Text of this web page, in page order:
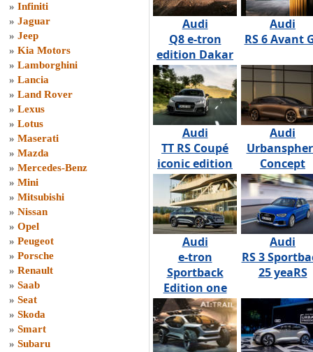
» Infiniti
» Jaguar
» Jeep
» Kia Motors
» Lamborghini
» Lancia
» Land Rover
» Lexus
» Lotus
» Maserati
» Mazda
» Mercedes-Benz
» Mini
» Mitsubishi
» Nissan
» Opel
» Peugeot
» Porsche
» Renault
» Saab
» Seat
» Skoda
» Smart
» Subaru
Audi
Q8 e-tron
edition Dakar
Audi
RS 6 Avant
Audi
TT RS Coupé
iconic edition
Audi
Concept
Audi
e-tron
Sportback
Edition one
Audi
RS 3
25 yeaRS